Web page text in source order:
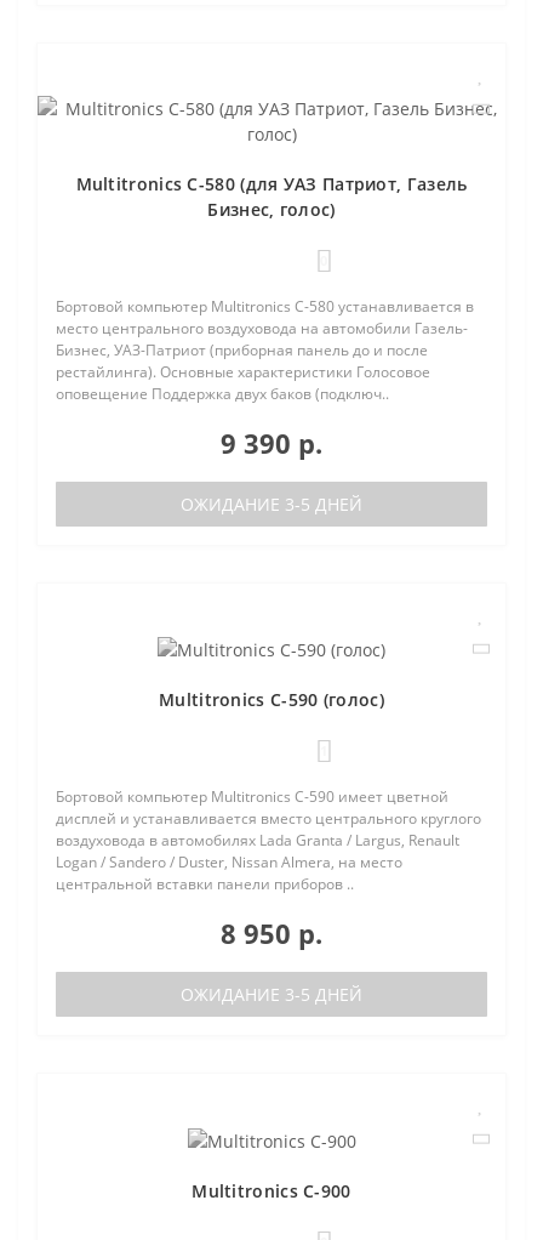
Multitronics C-580 (для УАЗ Патриот, Газель
Бизнес, голос)
Бортовой компьютер Multitronics C-580 устанавливается в
место центрального воздуховода на автомобили Газель-
Бизнес, УАЗ-Патриот (приборная панель до и после
рестайлинга). Основные характеристики Голосовое
оповещение Поддержка двух баков (подключ..
9 390 р.
ОЖИДАНИЕ 3-5 ДНЕЙ
Multitronics C-590 (голос)
Бортовой компьютер Multitronics C-590 имеет цветной
дисплей и устанавливается вместо центрального круглого
воздуховода в автомобилях Lada Granta / Largus, Renault
Logan / Sandero / Duster, Nissan Almera, на место
центральной вставки панели приборов ..
8 950 р.
ОЖИДАНИЕ 3-5 ДНЕЙ
Multitronics C-900